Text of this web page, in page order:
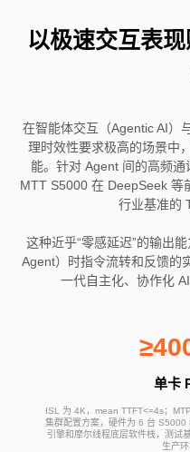
以极速交互表
在智能体交互（Agentic AI）
理时效性要求极高的场景中
能。针对 Agent 间的高频通
MTT S5000 在 DeepSeek 等
行业基准的
这种近乎“零感延迟”的输出
Agent）时指令流转和反馈的
一代自主化、协作化
单卡
ISL 为 4K，mean TTFT<=4s；
集群配置方案，硬件为 6 台 S5000
引擎和摩尔线程底层软件栈，测试
生产环